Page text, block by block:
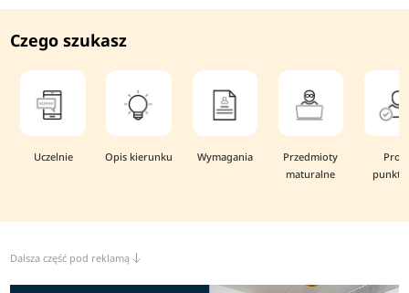
Czego szukasz
Uczelnie Opis kierunku Wymagania
Przedmioty
maturalne
Dalsza część pod reklamą